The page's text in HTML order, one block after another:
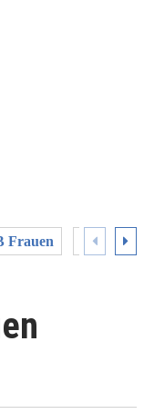
Frauen EM